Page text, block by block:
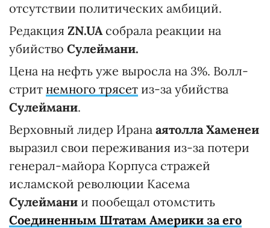
отсутствии политических амбиций.
Редакция ZN.UAсобрала реакции на
убийство Сулеймани.
Цена на нефть уже выросла на 3%. Волл-
стрит немного трясет из-за убийства
Сулеймани.
Верховный лидер Ирана аятолла Хаменеи
выразил свои переживания из-за потери
генерал-майора Корпуса стражей
исламской революции Касема
Сулеймани и пообещал отомстить
Соединенным Штатам Америки за его